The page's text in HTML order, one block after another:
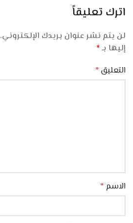
اترك تعليقاً
لن يتم نشر عنوان بريدك الإلكتروني.
إليها بـ *
التعليق *
الاسم *